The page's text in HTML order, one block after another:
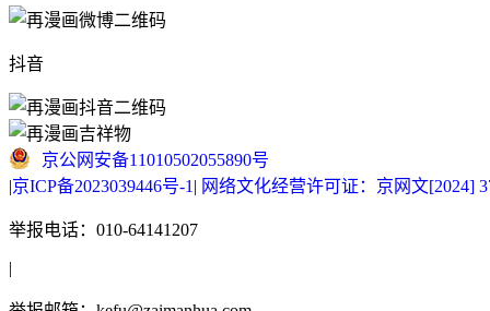
抖音
京公网安备11010502055890号
|京ICP备2023039446号-1 | 网络文化经营许可证：京网文[2024]
举报电话：010-64141207
|